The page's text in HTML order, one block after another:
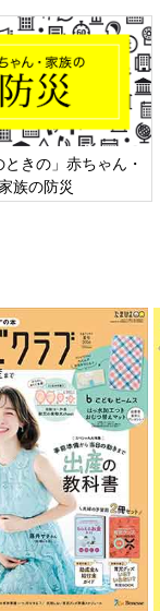
％とやはり楽なス
いえパンツは
時々により着るも
ンツ」派には、
がいい」という意
ベストな服装は変
じ服装で行く」と
をもとに服装を考
たり、セパレート
にも対応できるよ
が多いです。
ピで健診に行った
い感じにデロデロ
はいてこなかった
なってしまい、先
なし）は想定内だ
」とモヤモヤしま
ときの」赤ちゃん・
族の防災